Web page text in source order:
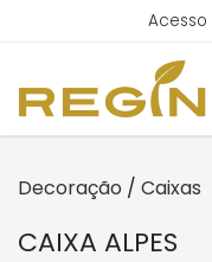
Acesso
CAIXA ALPES
Decoração / Caixas